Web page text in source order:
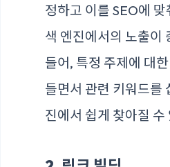
정하고 이를 SEO에
색 엔진에서의 노출이
들어, 특정 주제에 대
들면서 관련 키워드를
진에서 쉽게 찾아질 수